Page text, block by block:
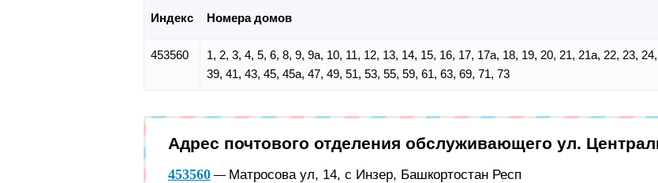
Индекс Номера домов
453560
1, 2, 3, 4, 5, 6, 8, 9, 9а, 10, 11, 12, 13, 14, 15, 16, 17, 17а, 18, 19, 20, 21, 21а, 22, 23,
39, 41, 43, 45, 45а, 47, 49, 51, 53, 55, 59, 61, 63, 69, 71, 73
Адрес почтового отделения обслуживающего ул.
453560 — Матросова ул, 14, с Инзер, Башкортостан Респ